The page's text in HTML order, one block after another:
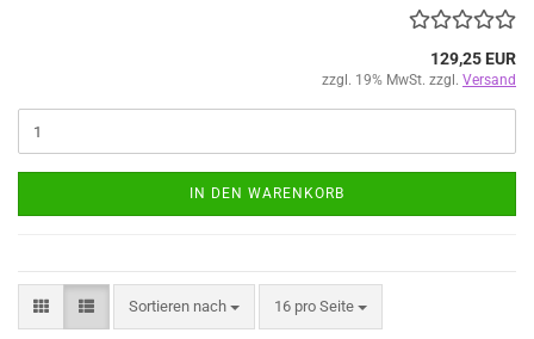
129,25 EUR
zzgl. 19% MwSt. zzgl. Versand
IN DEN WARENKORB
Sortieren nach
Sortieren nach 16 pro Seite
pro Seite